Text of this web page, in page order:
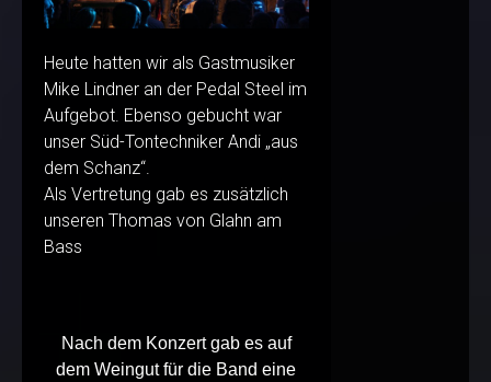
Heute hatten wir als Gastmusiker
Mike Lindner an der Pedal Steel im
Aufgebot. Ebenso gebucht war
unser Süd-Tontechniker Andi „aus
dem Schanz“.
Als Vertretung gab es zusätzlich
unseren Thomas von Glahn am
Bass
Nach dem Konzert gab es auf
dem Weingut für die Band eine